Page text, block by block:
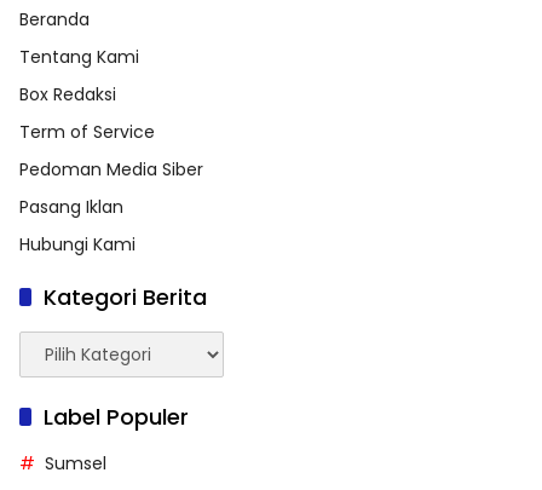
Beranda
Tentang Kami
Box Redaksi
Term of Service
Pedoman Media Siber
Pasang Iklan
Hubungi Kami
Kategori Berita
Kategori
Berita
Label Populer
Sumsel